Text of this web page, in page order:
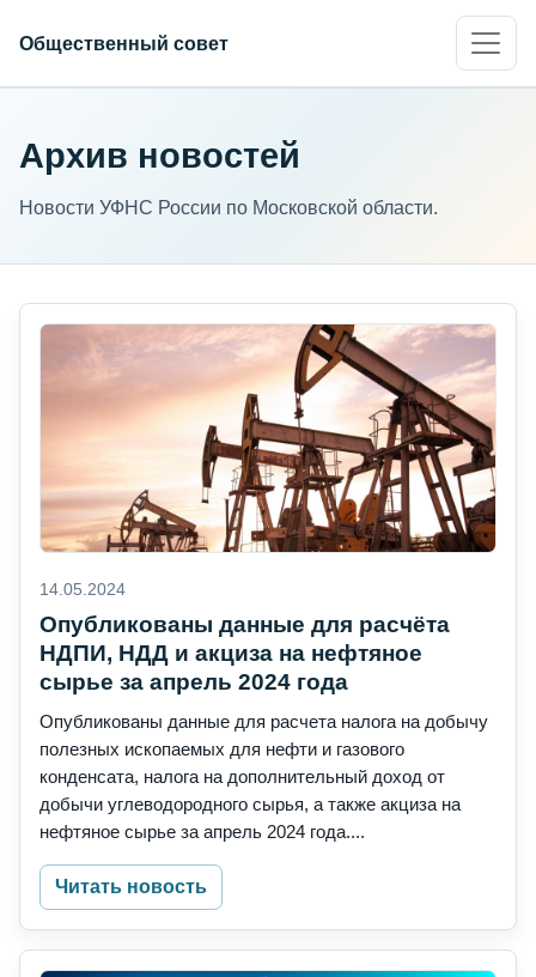
Общественный совет
Архив новостей
Новости УФНС России по Московской области.
14.05.2024
Опубликованы данные для расчёта
НДПИ, НДД и акциза на нефтяное
сырье за апрель 2024 года
Опубликованы данные для расчета налога на добычу
полезных ископаемых для нефти и газового
конденсата, налога на дополнительный доход от
добычи углеводородного сырья, а также акциза на
нефтяное сырье за апрель 2024 года....
Читать новость